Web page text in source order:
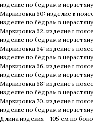
изделие по бёдрам в
Маркировка 60: изделие в
изделие по бёдрам в
Маркировка 62: изделие в
изделие по бёдрам в
Маркировка 64: изделие в
изделие по бёдрам в
Маркировка 66: изделие в
изделие по бёдрам в
Маркировка 68: изделие в
изделие по бёдрам в
Маркировка 70: изделие в
изделие по бёдрам в
Длина изделия – 105 см по